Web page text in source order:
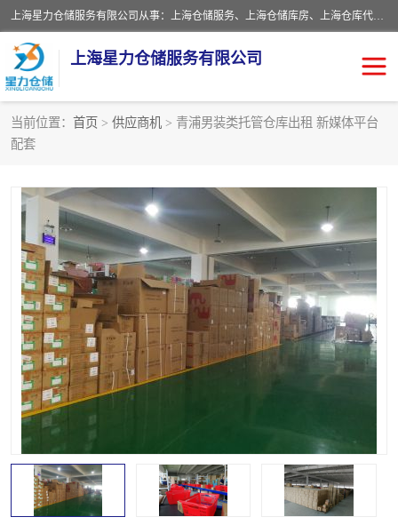
上海星力仓储服务有限公司从事：上海仓储服务、上海仓储库房、上海仓库代运营、上海仓库对外出租、上海仓库外包、上海三方仓储、上海电商仓储代发、上海电商代发货仓库、上海托管仓库、上海仓储配送。上海星力仓储服务有限公司现在拥有100个分仓、10万余平方的标准库房，精炼员工几百名，与几千家客户合作，公司已跻身上海仓储行业前列。欢迎来电咨询！
上海星力仓储服务有限公司
当前位置： 首页 > 供应商机 > 青浦男装类托管仓库出租 新媒体平台
配套
上海仓库对外出租
上海仓储配送 上海仓库外包
上海仓库代运营 上海托管仓库
上海第三方仓储 上海仓储服务
仓储 上海电商代发货仓库
上海托管仓库